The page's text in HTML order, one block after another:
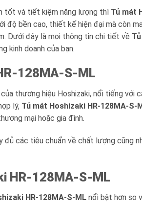
tốt và tiết kiệm năng lượng thì Tủ mát
độ bền cao, thiết kế hiện đại mà còn
Dưới đây là mọi thông tin chi tiết về
kinh doanh của bạn.
128MA-S-ML
thương hiệu Hoshizaki, nổi tiếng với
lý, Tủ mát Hoshizaki HR-128MA-S-
mại hoặc gia đình.
các tiêu chuẩn về chất lượng cũng
HR-128MA-S-ML
HR-128MA-S-ML nổi bật hơn so